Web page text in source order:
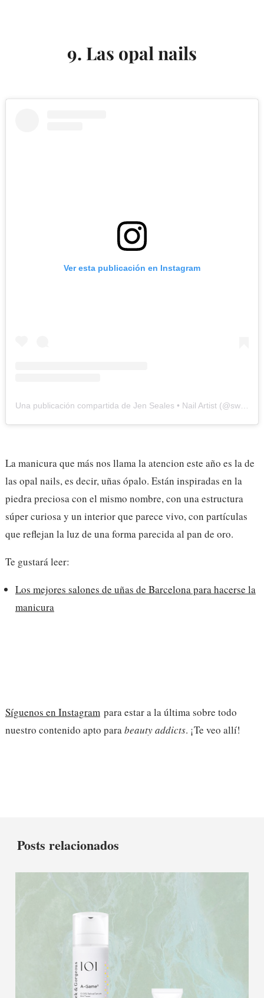
9. Las opal nails
Ver esta publicación en Instagram
Una publicación compartida de Jen Seales • Nail Artist (@swaknails)
La manicura que más nos llama la atencion este año es la de
las opal nails, es decir, uñas ópalo. Están inspiradas en la
piedra preciosa con el mismo nombre, con una estructura
súper curiosa y un interior que parece vivo, con partículas
que reflejan la luz de una forma parecida al pan de oro.
Te gustará leer:
Los mejores salones de uñas de Barcelona para hacerse la
manicura
Síguenos en Instagram para estar a la última sobre todo
nuestro contenido apto parabeauty addicts. ¡Te veo allí!
Posts relacionados